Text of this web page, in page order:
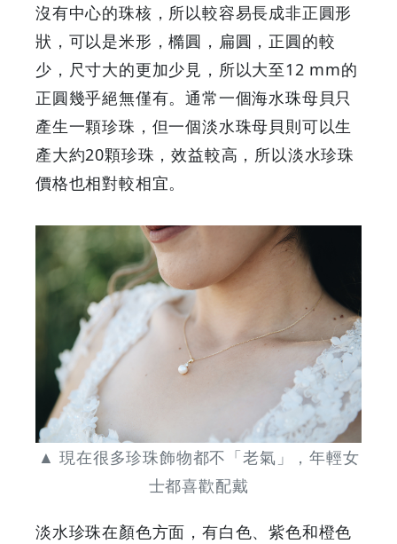
沒有中心的珠核，所以較容易長成非正圓形
狀，可以是米形，橢圓，扁圓，正圓的較
少，尺寸大的更加少見，所以大至12 mm的
正圓幾乎絕無僅有。通常一個海水珠母貝只
產生一顆珍珠，但一個淡水珠母貝則可以生
產大約20顆珍珠，效益較高，所以淡水珍珠
價格也相對較相宜。
▲ 現在很多珍珠飾物都不「老氣」，年輕女
士都喜歡配戴
淡水珍珠在顏色方面，有白色、紫色和橙色